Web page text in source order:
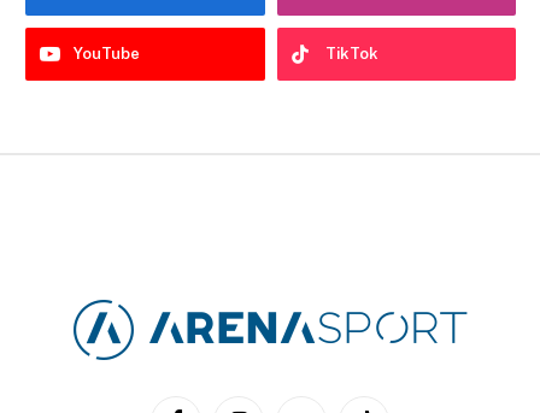
YouTube TikTok